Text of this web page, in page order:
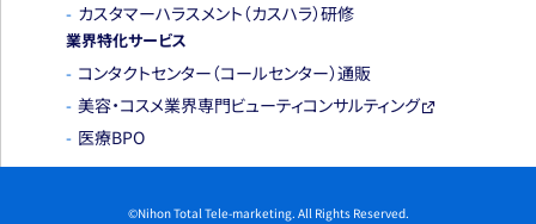
カスタマーハラスメント（カスハラ）研修
業界特化サービス
コンタクトセンター（コールセンター）通販
美容・コスメ業界専門ビューティコンサルティング
医療BPO
©Nihon Total Tele-marketing. All Rights Reserved.